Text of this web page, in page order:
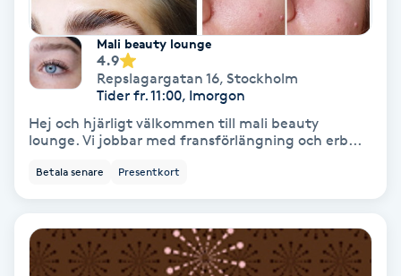
Vaccination
Veterinär
Mali beauty lounge
4.9
Repslagargatan 16, Stockholm
Tider fr. 11:00, Imorgon
Hej och hjärligt välkommen till mali beauty
lounge. Vi jobbar med fransförlängning och erb...
Betala senare Presentkort